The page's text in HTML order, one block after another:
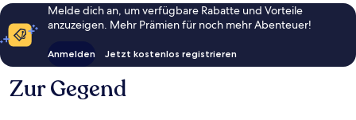
Melde dich an, um verfügbare Rabatte und Vorteile
anzuzeigen. Mehr Prämien für noch mehr Abenteuer!
Anmelden Jetzt kostenlos registrieren
Zur Gegend